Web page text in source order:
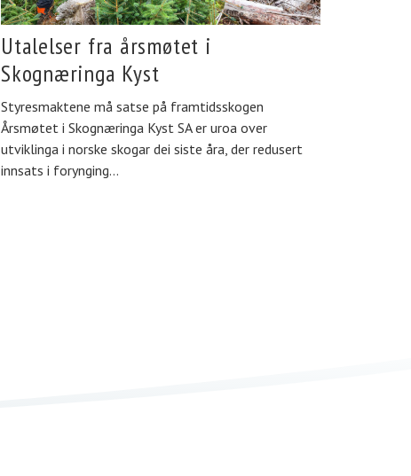
Utalelser fra årsmøtet i
Skognæringa Kyst
Styresmaktene må satse på framtidsskogen
Årsmøtet i Skognæringa Kyst SA er uroa over
utviklinga i norske skogar dei siste åra, der redusert
innsats i forynging…